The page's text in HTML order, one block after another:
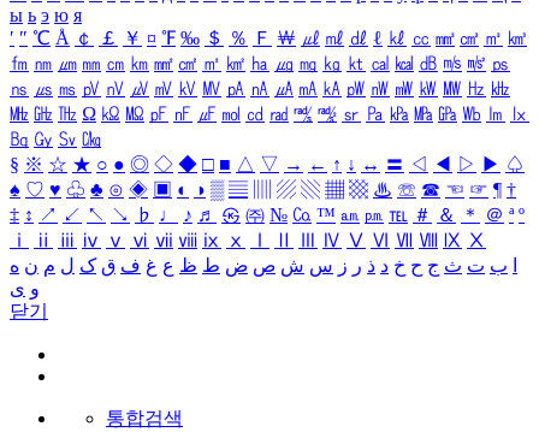
ы ь э ю я
′ ″ ℃ Å ￠ ￡ ￥ ¤ ℉ ‰ ＄ ％ Ｆ ￦ ㎕ ㎖ ㎗ ℓ ㎘ ㏄ ㎣ ㎤ ㎥ ㎦
㎙ ㎚ ㎛ ㎜ ㎝ ㎞ ㎟ ㎠ ㎡ ㎢ ㏊ ㎍ ㎎ ㎏ ㏏ ㎈ ㎉ ㏈ ㎧ ㎨ ㎰
㎱ ㎲ ㎳ ㎴ ㎵ ㎶ ㎷ ㎸ ㎹ ㎀ ㎁ ㎂ ㎃ ㎄ ㎺ ㎻ ㎽ ㎾ ㎿ ㎐ ㎑
㎒ ㎓ ㎔ Ω ㏀ ㏁ ㎊ ㎋ ㎌ ㏖ ㏅ ㎭ ㎮ ㎯ ㏛ ㎩ ㎪ ㎫ ㎬ ㏝ ㏐
㏓
㏃ ㏉ ㏜ ㏆
§ ※ ☆ ★ ○ ● ◎ ◇ ◆ □ ■ △ ▽ → ← ↑ ↓ ↔ 〓 ◁ ◀ ▷ ▶ ♤
♠ ♡ ♥ ♧ ♣ ⊙ ◈ ▣ ◐ ◑ ▒ ▤ ▨ ▧ ▦ ▩ ♨ ☏ ☎ ☜ ☞ ¶ †
‡ ↕ ↗ ↙ ↖ ↘ ♭ ♩ ♪ ♬ ㉿ ㈜ № ㏇ ™ ㏂ ㏘ ℡ ＃ ＆ ＊ ＠ ª º
ⅰ
ⅱ ⅲ ⅳ ⅴ ⅵ ⅶ ⅷ ⅸ ⅹ Ⅳ Ⅴ Ⅵ Ⅶ Ⅷ Ⅸ Ⅹ
ب ت ث ج ح خ د ذ ر ز س ش ص ض ط ظ ع غ ف ق ک ل م ن ه
و ی
닫기
통합검색